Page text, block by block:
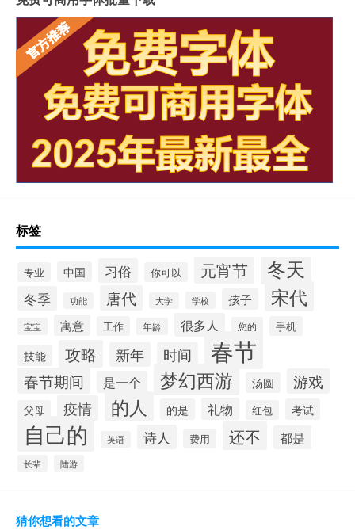
标签
专业 中国 习俗 你可以 元宵节 冬天
冬季 功能 唐代 大学 学校 孩子 宋代
宝宝 寓意 工作 年龄 很多人 您的 手机
技能 攻略 新年 时间 春节
春节期间 是一个 梦幻西游 汤圆 游戏
父母 疫情 的人 的是 礼物 红包 考试
自己的 英语 诗人 费用 还不 都是
长辈 陆游
猜你想看的文章